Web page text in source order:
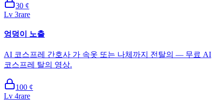
30 ¢
Lv 3rare
엉덩이 노출
AI 코스프레 간호사 가 속옷 또는 나체까지 전탈의 — 무료 AI
코스프레 탈의 영상.
100 ¢
Lv 4rare